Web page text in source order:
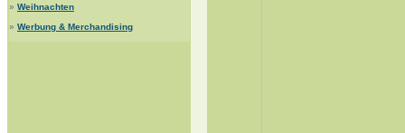
» Weihnachten
» Werbung & Merchandising